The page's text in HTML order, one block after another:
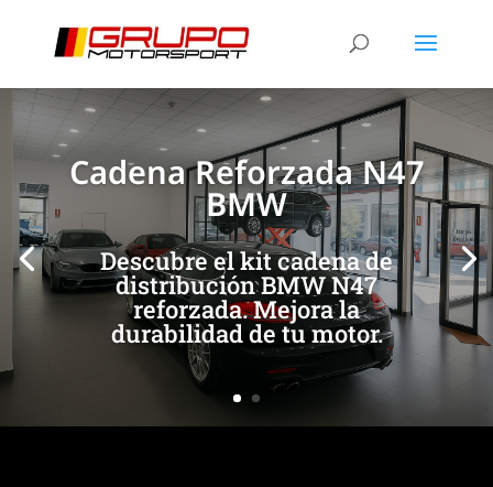
Cadena Reforzada N47
BMW
Descubre el kit cadena de
distribución BMW N47
reforzada. Mejora la
durabilidad de tu motor.
[/et_pb_slide] [/et_pb_slide]